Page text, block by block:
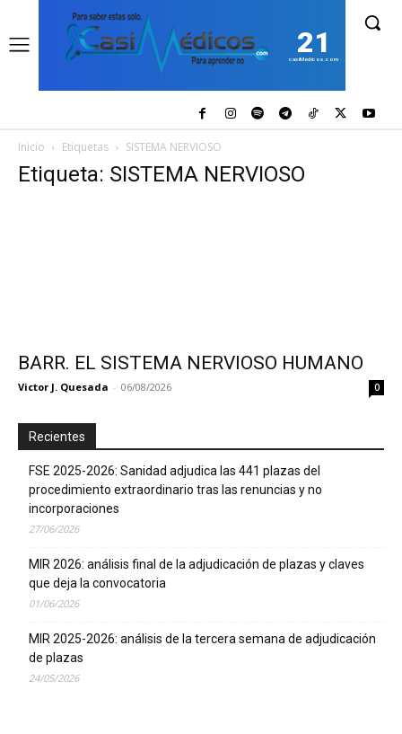
21
casiMedicos.com
Inicio Etiquetas SISTEMA NERVIOSO
Etiqueta: SISTEMA NERVIOSO
BARR. EL SISTEMA NERVIOSO HUMANO
Victor J. Quesada - 06/08/2026 0
Recientes
FSE 2025-2026: Sanidad adjudica las 441 plazas del
procedimiento extraordinario tras las renuncias y no
incorporaciones
27/06/2026
MIR 2026: análisis final de la adjudicación de plazas y claves
que deja la convocatoria
01/06/2026
MIR 2025-2026: análisis de la tercera semana de adjudicación
de plazas
24/05/2026